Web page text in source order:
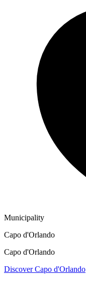
Municipality
Capo d'Orlando
Capo d'Orlando
Discover Capo d'Orlando